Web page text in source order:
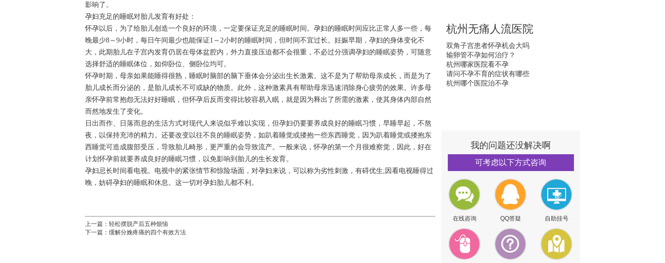
影响了。
孕妇充足的睡眠对胎儿发育有好处：
怀孕以后，为了给胎儿创造一个良好的环境，一定要保证充足的睡眠时间。孕妇的睡眠时间应比正常人多一些，每
晚最少8～9小时，每日午间最少也能保证1～2小时的睡眠时间，但时间不宜过长。妊娠早期，孕妇的身体变化不
大，此期胎儿在子宫内发育仍居在母体盆腔内，外力直接压迫都不会很重，不必过分强调孕妇的睡眠姿势，可随意
选择舒适的睡眠体位，如仰卧位、侧卧位均可。
怀孕时期，母亲如果能睡得很熟，睡眠时脑部的脑下垂体会分泌出生长激素。这不是为了帮助母亲成长，而是为了
胎儿成长而分泌的，是胎儿成长不可或缺的物质。此外，这种激素具有帮助母亲迅速消除身心疲劳的效果。许多母
亲怀孕前常抱怨无法好好睡眠，但怀孕后反而变得比较容易入眠，就是因为释出了所需的激素，使其身体内部自然
而然地发生了变化。
日出而作、日落而息的生活方式对现代人来说似乎难以实现，但孕妇仍要要养成良好的睡眠习惯，早睡早起，不熬
夜，以保持充沛的精力。还要改变以往不良的睡眠姿势，如趴着睡觉或搂抱一些东西睡觉，因为趴着睡觉或搂抱东
西睡觉可造成腹部受压，导致胎儿畸形，更严重的会导致流产。一般来说，怀孕的第一个月很难察觉，因此，好在
计划怀孕前就要养成良好的睡眠习惯，以免影响到胎儿的生长发育。
孕妇忌长时间看电视。电视中的紧张情节和惊险场面，对孕妇来说，可以称为劣性刺激，有碍优生;因看电视睡得过
晚，妨碍孕妇的睡眠和休息。这一切对孕妇胎儿都不利。
上一篇： 轻松摆脱产后五种烦恼
下一篇： 缓解分娩疼痛的四个有效方法
杭州无痛人流医院
双角子宫患者怀孕机会大吗
输卵管不孕如何治疗？
杭州哪家医院看不孕
请问不孕不育的症状有哪些
杭州哪个医院治不孕
我的问题还没解决啊
可考虑以下方式咨询
在线咨询 QQ答疑 自助挂号